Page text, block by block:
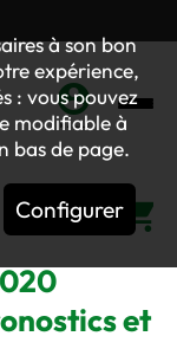
à son bon
expérience,
: vous pouvez
modifiable à
bas de page.
Configurer
Mon
compte
et